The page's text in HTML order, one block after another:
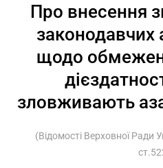
Про внесення
законодавчих
щодо
зловживають
(Відомості Верховної Ради